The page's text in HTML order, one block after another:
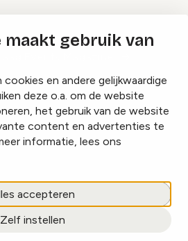
maakt gebruik van
cookies en andere gelijkwaardige
deze o.a. om de website
het gebruik van de website
content en advertenties te
informatie, lees ons
accepteren
Zelf instellen
Events Magazine